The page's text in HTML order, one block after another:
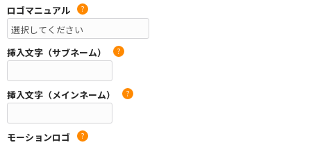
ロゴマニュアル ?
挿入文字（サブネーム） ?
挿入文字（メインネーム） ?
モーションロゴ ?